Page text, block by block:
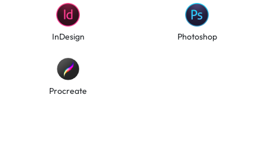
InDesign Photoshop
Procreate